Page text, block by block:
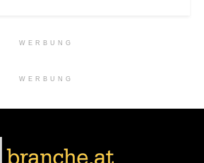
WERBUNG
WERBUNG